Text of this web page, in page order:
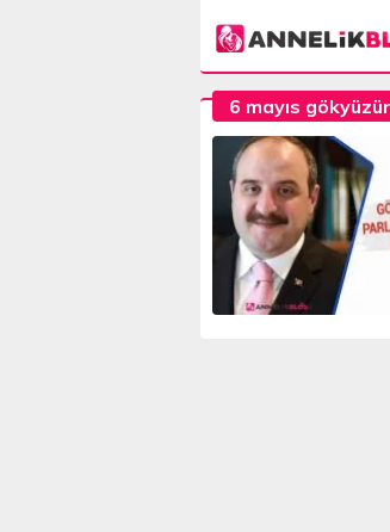
6 mayıs